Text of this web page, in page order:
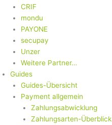
CRIF
mondu
PAYONE
secupay
Unzer
Weitere Partner…
Guides
Guides-Übersicht
Payment allgemein
Zahlungsabwicklung
Zahlungsarten-Überblick